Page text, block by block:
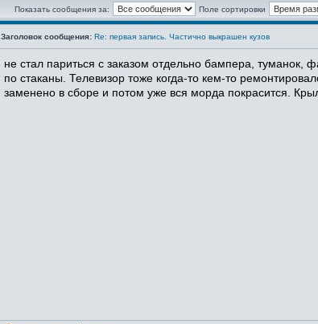
Показать сообщения за: Поле сортировки
Заголовок сообщения: Re: первая запись. Частично выкрашен кузов
не стал париться с заказом отдельно бампера, туманок,
по стаканы. Телевизор тоже когда-то кем-то
заменено в сборе и потом уже вся морда покрасится.